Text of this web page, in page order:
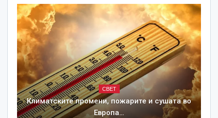
СВЕТ
Климатските промени, пожарите и сушата во
Европа…